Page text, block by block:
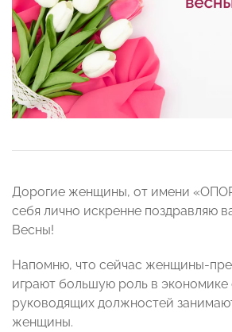
Дорогие женщины, от имени
себя лично искренне поздравляю
Весны!
Напомню, что сейчас женщины-
играют большую роль в экономике
руководящих должностей
женщины.